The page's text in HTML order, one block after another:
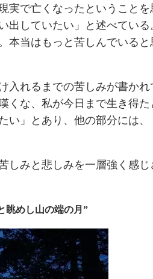
実で亡くなったということを
出していたい」と述べている
本当はもっと苦しんでいると
れるまでの苦しみが書かれ
くな、私が今日まで生き得た
い」とあり、他の部分には、
みと悲しみを一層強く感じ
めし山の端の月”